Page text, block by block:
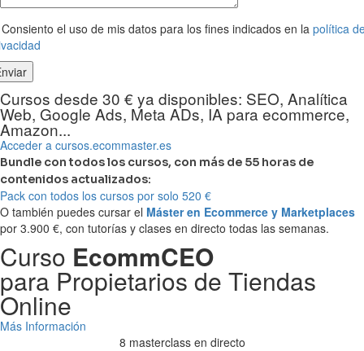
el uso de mis datos para los fines indicados en la política
Cursos desde 30 € ya disponibles: SEO, Analítica
Web, Google Ads, Meta ADs, IA para ecommerce,
Amazon...
Acceder a cursos.ecommaster.es
Bundle con todos los cursos, con más de 55 horas de
contenidos actualizados:
Pack con todos los cursos por solo 520 €
O también puedes cursar el Máster en Ecommerce y Marketplaces
por 3.900 €, con tutorías y clases en directo todas las semanas.
Curso EcommCEO
para Propietarios de Tiendas
Online
Más Información
8 masterclass en directo